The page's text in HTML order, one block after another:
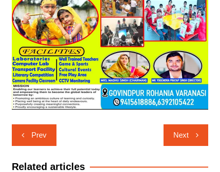
Post
navigation
Prev Next
Related articles